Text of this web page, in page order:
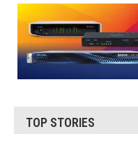
TOP STORIES